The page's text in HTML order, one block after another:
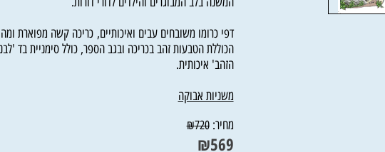
המשנה בלב המבוגרים והילדים לדורי דורות.
דפי כרומו משובחים עבים ואיכותיים, כריכה קשה מפוארת ומהודרת
הזהב' איכותית.
משניות אבוקה